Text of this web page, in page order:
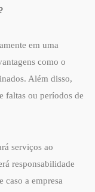
em uma
como o
Além disso,
faltas ou períodos de
serviços ao
responsabilidade
caso a empresa